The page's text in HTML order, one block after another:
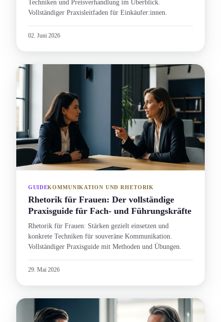
Techniken und Preisverhandlung im Überblick.
Vollständiger Praxisleitfaden für Einkäufer:innen.
02. Juni 2026
GUIDEKOMMUNIKATION UND RHETORIK
Rhetorik für Frauen: Der vollständige
Praxisguide für Fach- und Führungs­kräfte
Rhetorik für Frauen: Stärken gezielt einsetzen und
konkrete Techniken für souveräne Kommunikation.
Vollständiger Praxisguide mit Methoden und Übungen.
29. Mai 2026